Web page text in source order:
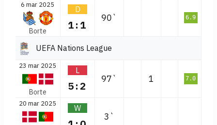
6 mar 2025
Borte
D
1:1
90` 6.9
UEFA Nations League
23 mar 2025
Borte
L
5:2
97` 1 7.0
20 mar 2025 W
3`